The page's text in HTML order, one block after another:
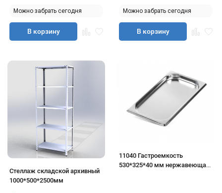
Можно забрать сегодня
В корзину
Можно забрать сегодня
В корзину
Стеллаж складской архивный
1000*500*2500мм
11040 Гастроемкость
530*325*40 мм нержавеющая